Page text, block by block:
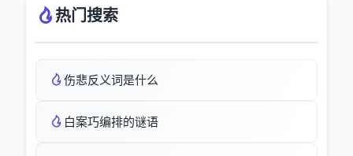
热门搜索
伤悲反义词是什么
白案巧编排的谜语